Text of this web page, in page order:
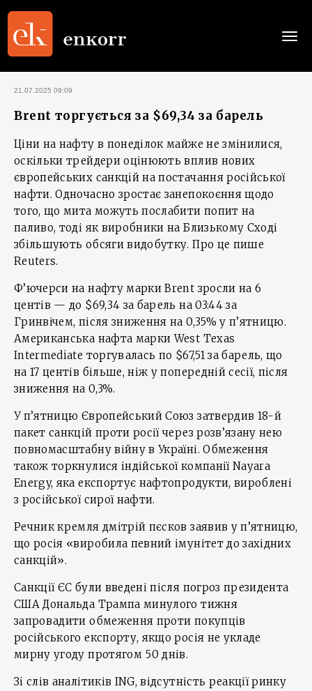
21.07.2025 09:09
Brent торгується за $69,34 за барель
Ціни на нафту в понеділок майже не змінилися,
оскільки трейдери оцінюють вплив нових
європейських санкцій на постачання російської
нафти. Одночасно зростає занепокоєння щодо
того, що мита можуть послабити попит на
паливо, тоді як виробники на Близькому Сході
збільшують обсяги видобутку. Про це пише
Reuters.
Ф’ючерси на нафту марки Brent зросли на 6
центів — до $69,34 за барель на 03:44 за
Гринвічем, після зниження на 0,35% у п’ятницю.
Американська нафта марки West Texas
Intermediate торгувалась по $67,51 за барель, що
на 17 центів більше, ніж у попередній сесії, після
зниження на 0,3%.
У п’ятницю Європейський Союз затвердив 18-й
пакет санкцій проти росії через розв’язану нею
повномасштабну війну в Україні. Обмеження
також торкнулися індійської компанії Nayara
Energy, яка експортує нафтопродукти, вироблені
з російської сирої нафти.
Речник кремля дмітрій пєсков заявив у п’ятницю,
що росія «виробила певний імунітет до західних
санкцій».
Санкції ЄС були введені після погроз президента
США Дональда Трампа минулого тижня
запровадити обмеження проти покупців
російського експорту, якщо росія не укладе
мирну угоду протягом 50 днів.
Зі слів аналітиків ING, відсутність реакції ринку